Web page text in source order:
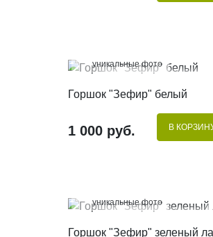
уникальные фото
Горшок "Зефир" белый
1 000 руб. В
уникальные фото
Горшок "Зефир" зеленый